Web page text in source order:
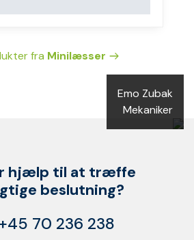
fra Minilæsser
Emo Zubak
Mekaniker
hjælp til at træffe
beslutning?
70 236 238